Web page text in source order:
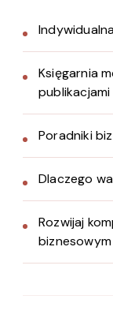
Księgarnia
publikacjami
Poradniki
Dlaczego
Rozwijaj
biznesowym